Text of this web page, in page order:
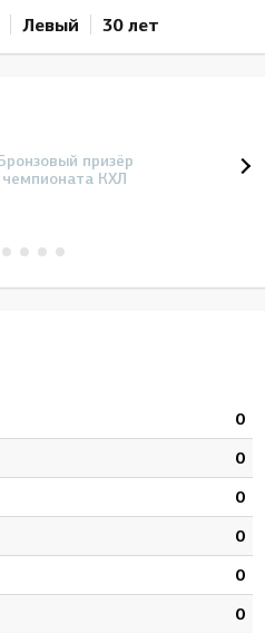
Левый 30 лет
призёр
чемпионата КХЛ
0
0
0
0
0
0